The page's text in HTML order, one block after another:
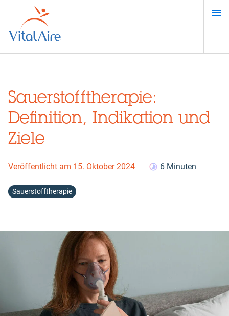
Inhalt
Sauerstofftherapie:
Definition, Indikation und
Ziele
Veröffentlicht am 15. Oktober 2024 6 Minuten
Sauerstofftherapie